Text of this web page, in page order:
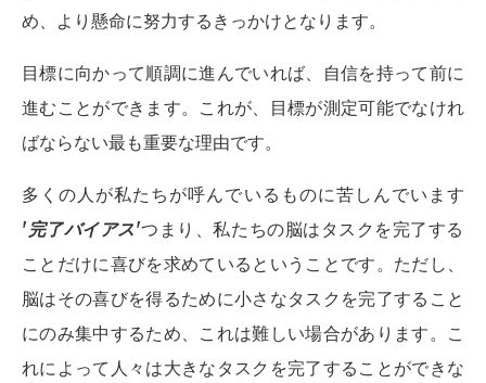
め、より懸命に努力するきっかけとなります。
目標に向かって順調に進んでいれば、自信を持って前に
進むことができます。これが、目標が測定可能でなけれ
ばならない最も重要な理由です。
多くの人が私たちが呼んでいるものに苦しんでいます
' 完了バイアス'つまり、私たちの脳はタスクを完了する
ことだけに喜びを求めているということです。ただし、
脳はその喜びを得るために小さなタスクを完了すること
にのみ集中するため、これは難しい場合があります。こ
れによって人々は大きなタスクを完了することができな